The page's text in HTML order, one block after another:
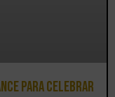
para celebrar